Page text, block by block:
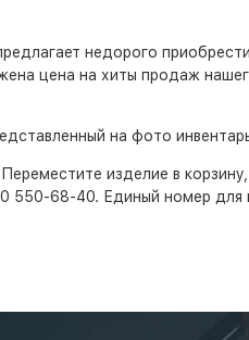
недорого
цена на хиты продаж
на фото
изделие в
550-68-40. Единый номер для